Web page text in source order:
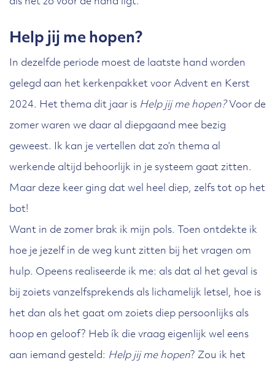
Help jij me hopen?
In dezelfde periode moest de laatste hand worden
gelegd aan het kerkenpakket voor Advent en Kerst
2024. Het thema dit jaar is Help jij me hopen?Voor de
zomer waren we daar al diepgaand mee bezig
geweest. Ik kan je vertellen dat zo’n thema al
werkende altijd behoorlijk in je systeem gaat zitten.
Maar deze keer ging dat wel heel diep, zelfs tot op het
bot!
Want in de zomer brak ik mijn pols. Toen ontdekte ik
hoe je jezelf in de weg kunt zitten bij het vragen om
hulp. Opeens realiseerde ik me: als dat al het geval is
bij zoiets vanzelfsprekends als lichamelijk letsel, hoe is
het dan als het gaat om zoiets diep persoonlijks als
hoop en geloof? Heb ík die vraag eigenlijk wel eens
aan iemand gesteld: Help jij me hopen? Zou ik het